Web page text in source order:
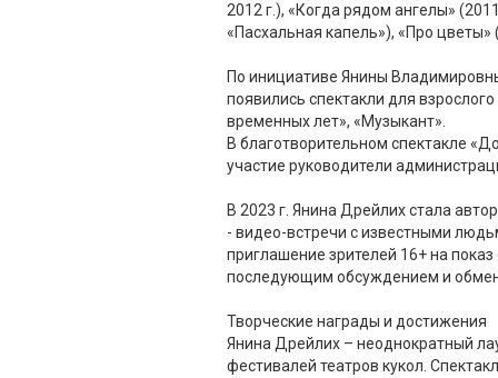
2012 г.), «Когда рядом ангелы»
«Пасхальная капель»), «Про цветы»
По инициативе Янины
появились спектакли для
временных лет», «Музыкант».
В благотворительном спектакле
участие руководители
В 2023 г. Янина Дрейлих стала
- видео-встречи с известными
приглашение зрителей 16+ на
последующим обсуждением и
Творческие награды и достижения
Янина Дрейлих – неоднократный
фестивалей театров кукол.